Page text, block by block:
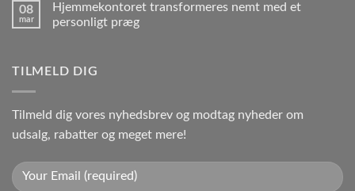
08
mar
Hjemmekontoret transformeres nemt med et
personligt præg
TILMELD DIG
Tilmeld dig vores nyhedsbrev og modtag nyheder om
udsalg, rabatter og meget mere!